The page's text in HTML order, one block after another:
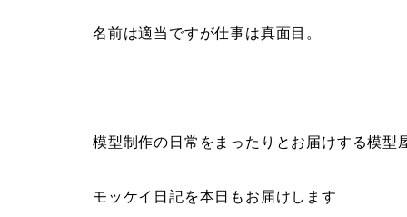
名前は適当ですが仕事は真面目。
模型制作の日常をまったりとお届けする模型
モッケイ日記を本日もお届けします